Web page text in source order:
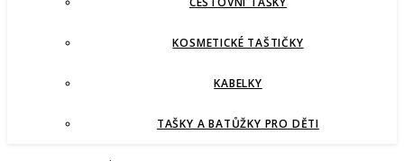
KOSMETICKÉ TAŠTIČKY
KABELKY
TAŠKY A BATŮŽKY PRO DĚTI